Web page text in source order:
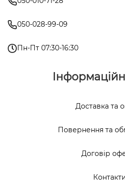
050-028-99-09
Пн-Пт 07:30-16:30
Доставка та
Повернення та
Договір